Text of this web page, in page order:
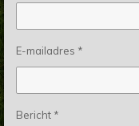
E-mailadres *
Bericht *